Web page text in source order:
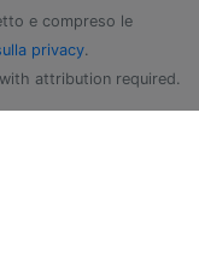
e compreso le
privacy.
with attribution required.